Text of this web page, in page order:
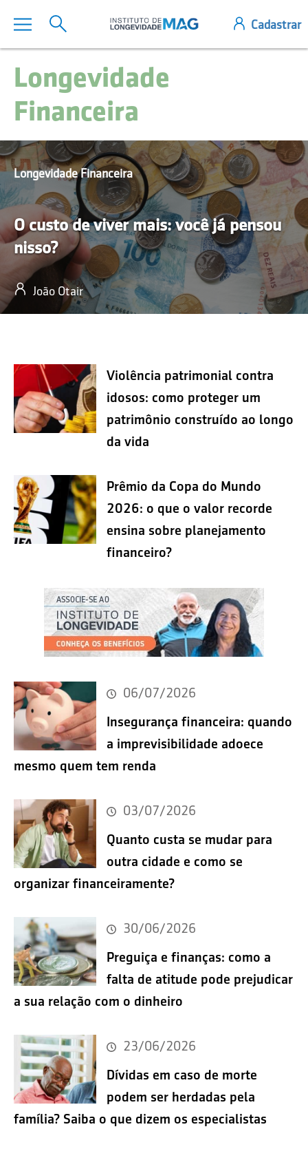
Longevidade
Financeira
Longevidade Financeira
O custo de viver mais: você já pensou
nisso?
João Otair
Violência patrimonial contra
idosos: como proteger um
patrimônio construído ao longo
da vida
Prêmio da Copa do Mundo
2026: o que o valor recorde
ensina sobre planejamento
financeiro?
06/07/2026
Insegurança financeira: quando
a imprevisibilidade adoece
mesmo quem tem renda
03/07/2026
Quanto custa se mudar para
outra cidade e como se
organizar financeiramente?
30/06/2026
Preguiça e finanças: como a
falta de atitude pode prejudicar
a sua relação com o dinheiro
23/06/2026
Dívidas em caso de morte
podem ser herdadas pela
família? Saiba o que dizem os especialistas